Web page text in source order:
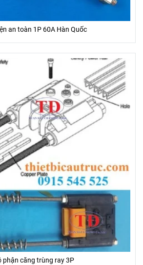
an toàn 1P 60A Hàn Quốc
phận căng trùng ray 3P